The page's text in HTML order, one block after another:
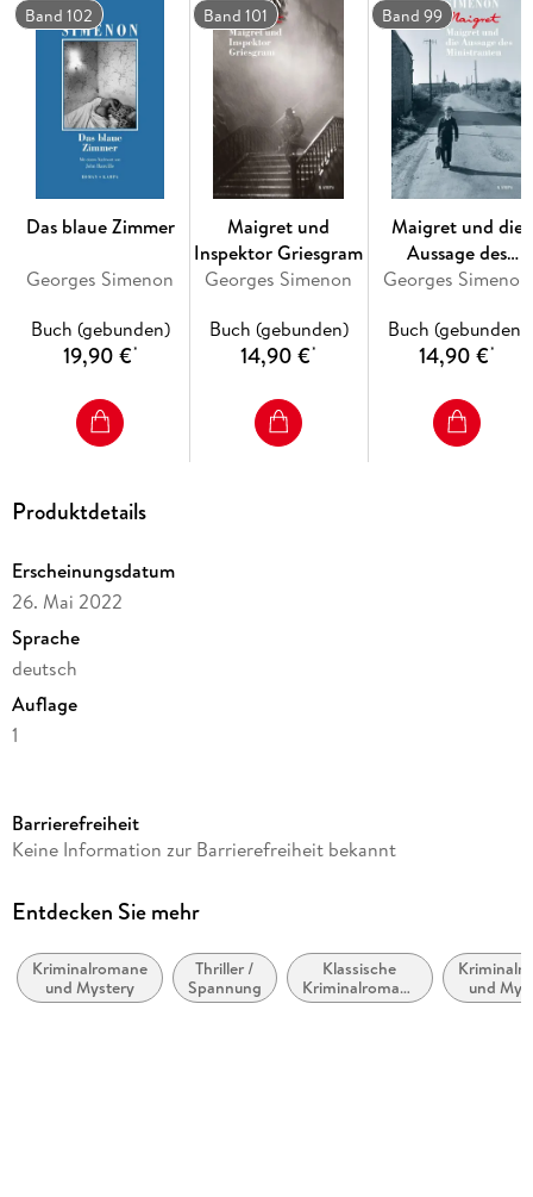
Band 102
Das blaue Zimmer
Georges Simenon
Buch (gebunden)
19,90 €*
Band 101
Maigret und
Inspektor Griesgram
Georges Simenon
Buch (gebunden)
14,90 €*
Band 99
Maigret und die
Aussage des
Ministranten
Georges Simenon
Buch (gebunden)
14,90 €*
Produktdetails
Erscheinungsdatum
26. Mai 2022
Sprache
deutsch
Auflage
1
Reihe
Autor/Autorin
Übersetzung
Hansjürgen Wille, Barbara Klau, Svenja Tengs, Hansjurgen
Barrierefreiheit
Keine Information zur Barrierefreiheit bekannt
Entdecken Sie mehr
Kriminalromane
und Mystery
Thriller /
Spannung
Klassische
Kriminalromane
und Mystery
und
Cosy